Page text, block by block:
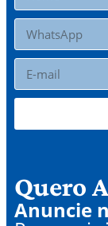
Quero
Anuncie